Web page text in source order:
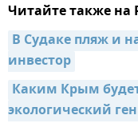
Читайте также
В Судаке пляж и
инвестор
Каким Крым
экологический